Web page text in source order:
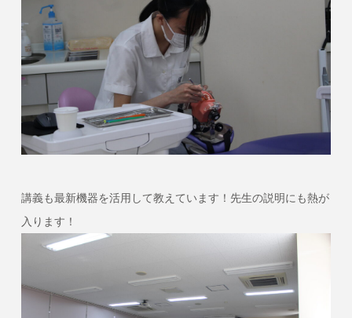
講義も最新機器を活用して教えています！先生の説明にも熱が
入ります！